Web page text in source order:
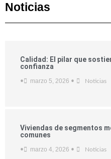
Noticias
Calidad: El pilar que
confianza
• marzo 5, 2026 • Noticias
Viviendas de segmentos
comunes
• marzo 4, 2026 • Noticias